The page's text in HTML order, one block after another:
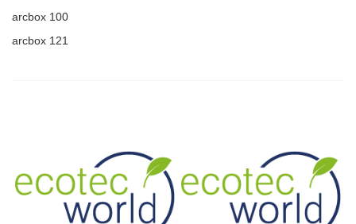
arcbox 100
arcbox 121